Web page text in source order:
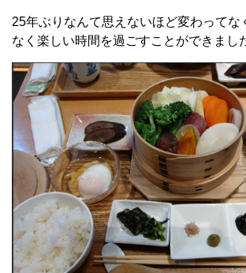
25年ぶりなんて思えないほど変わってな
なく楽しい時間を過ごすことができまし